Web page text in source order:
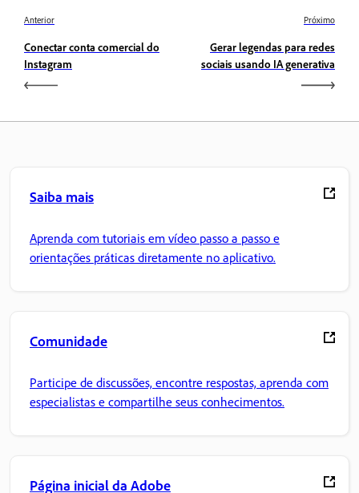
Anterior
Conectar conta comercial do
Instagram
Próximo
Gerar legendas para redes
sociais usando IA generativa
Saiba mais
Aprenda com tutoriais em vídeo passo a passo e
orientações práticas diretamente no aplicativo.
Comunidade
Participe de discussões, encontre respostas, aprenda com
especialistas e compartilhe seus conhecimentos.
Página inicial da Adobe